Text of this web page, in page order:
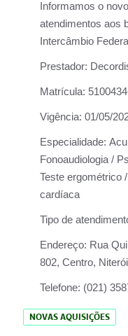
Informamos o
atendimentos aos
Intercâmbio
Prestador:
Matrícula:
Vigência: 01/05/
Especialidade:
Fonoaudiologia /
Teste ergométrico
cardíaca
Tipo de
Endereço: Rua
802, Centro,
Telefone: (021)
NOVAS AQUISIÇÕES